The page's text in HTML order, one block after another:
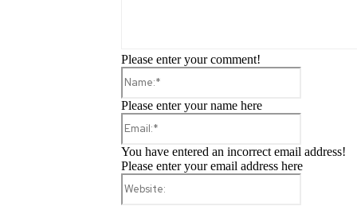
Please enter your comment!
Please enter your name here
You have entered an incorrect email address!
Please enter your email address here